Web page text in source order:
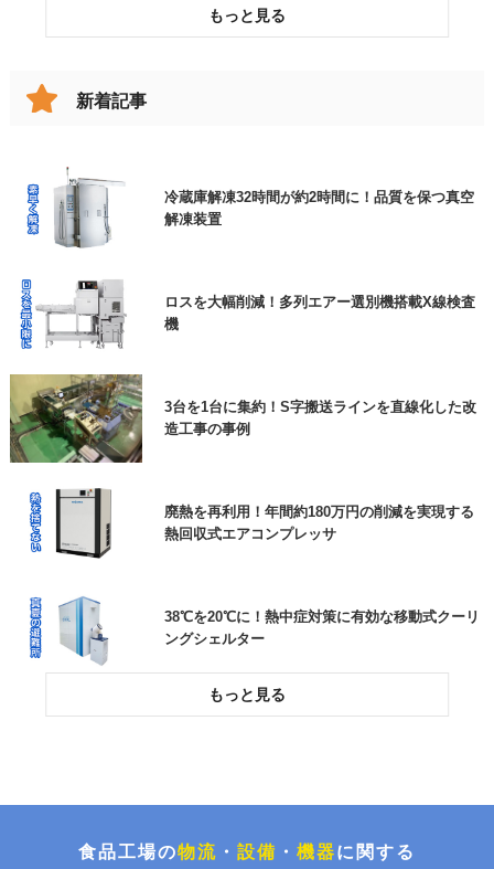
客様は、ご用件欄に商品名をご入力いただきますよ
うご協力よろしくお願いいたします。
個人情報保護方針
破損したコンベヤベルトを交換してリスクを低減
新着記事
冷蔵庫解凍32時間が約2時間に！品質を保つ真空
解凍装置
ロスを大幅削減！多列エアー選別機搭載X線検査
機
3台を1台に集約！S字搬送ラインを直線化した改
造工事の事例
廃熱を再利用！年間約180万円の削減を実現する
熱回収式エアコンプレッサ
38℃を20℃に！熱中症対策に有効な移動式クーリ
ングシェルター
投入作業をスムーズに！高所作業をなくす粉粒体
イズグルー塗布システム
食品工場の物流 ・ 設備 ・ 機器に関する